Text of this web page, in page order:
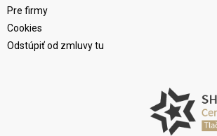
Pre firmy
Cookies
Odstúpiť od zmluvy tu